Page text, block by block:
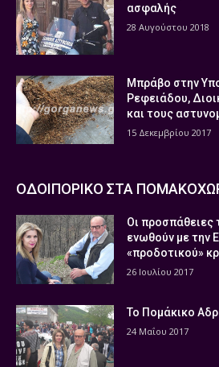
ασφαλής
28 Αυγούστου 2018
Μπράβο στην
Ρεφειάδου,
και τους
15 Δεκεμβρίου 2017
ΟΔΟΙΠΟΡΙΚΟ ΣΤΑ
Οι
ενωθούν με την
«προδοτικού»
26 Ιουλίου 2017
Το Πομάκικο
24 Μαΐου 2017